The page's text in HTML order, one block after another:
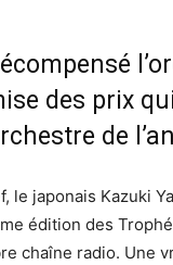
des prix
de
le japonais Kazuki
édition des
chaîne radio. Une